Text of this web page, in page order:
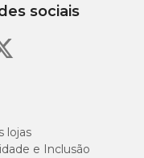
lojas
e Inclusão
sociais